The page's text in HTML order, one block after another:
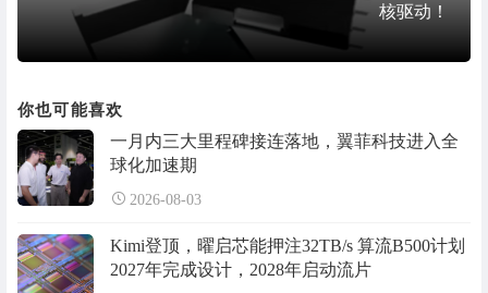
核驱动！
你也可能喜欢
一月内三大里程碑接连落地，翼菲科技进入全
球化加速期
2026-08-03
Kimi登顶，曜启芯能押注32TB/s 算流B500计划
2027年完成设计，2028年启动流片